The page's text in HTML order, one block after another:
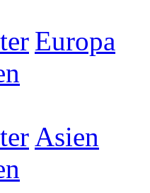
Europa
Asien